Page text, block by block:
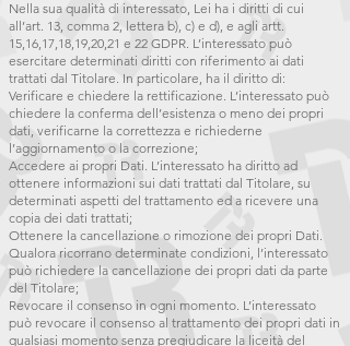
Nella sua qualità di interessato, Lei ha i diritti di cui
all’art. 13, comma 2, lettera b), c) e d), e agli artt.
15,16,17,18,19,20,21 e 22 GDPR. L’interessato può
esercitare determinati diritti con riferimento ai dati
trattati dal Titolare. In particolare, ha il diritto di:
Verificare e chiedere la rettificazione. L’interessato può
chiedere la conferma dell’esistenza o meno dei propri
dati, verificarne la correttezza e richiederne
l’aggiornamento o la correzione;
Accedere ai propri Dati. L’interessato ha diritto ad
ottenere informazioni sui dati trattati dal Titolare, su
determinati aspetti del trattamento ed a ricevere una
copia dei dati trattati;
Ottenere la cancellazione o rimozione dei propri Dati.
Qualora ricorrano determinate condizioni, l’interessato
può richiedere la cancellazione dei propri dati da parte
del Titolare;
Revocare il consenso in ogni momento. L’interessato
può revocare il consenso al trattamento dei propri dati in
qualsiasi momento senza pregiudicare la liceità del